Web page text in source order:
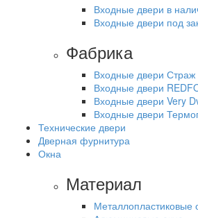
Входные двери в
Входные двери под
Фабрика
Входные двери Страж
Входные двери
Входные двери Very
Входные двери
Технические двери
Дверная фурнитура
Окна
Материал
Металлопластиковые